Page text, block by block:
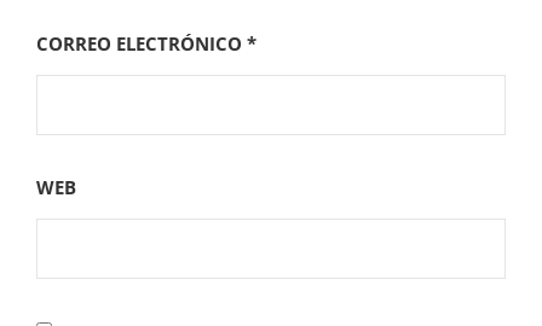
CORREO ELECTRÓNICO *
WEB